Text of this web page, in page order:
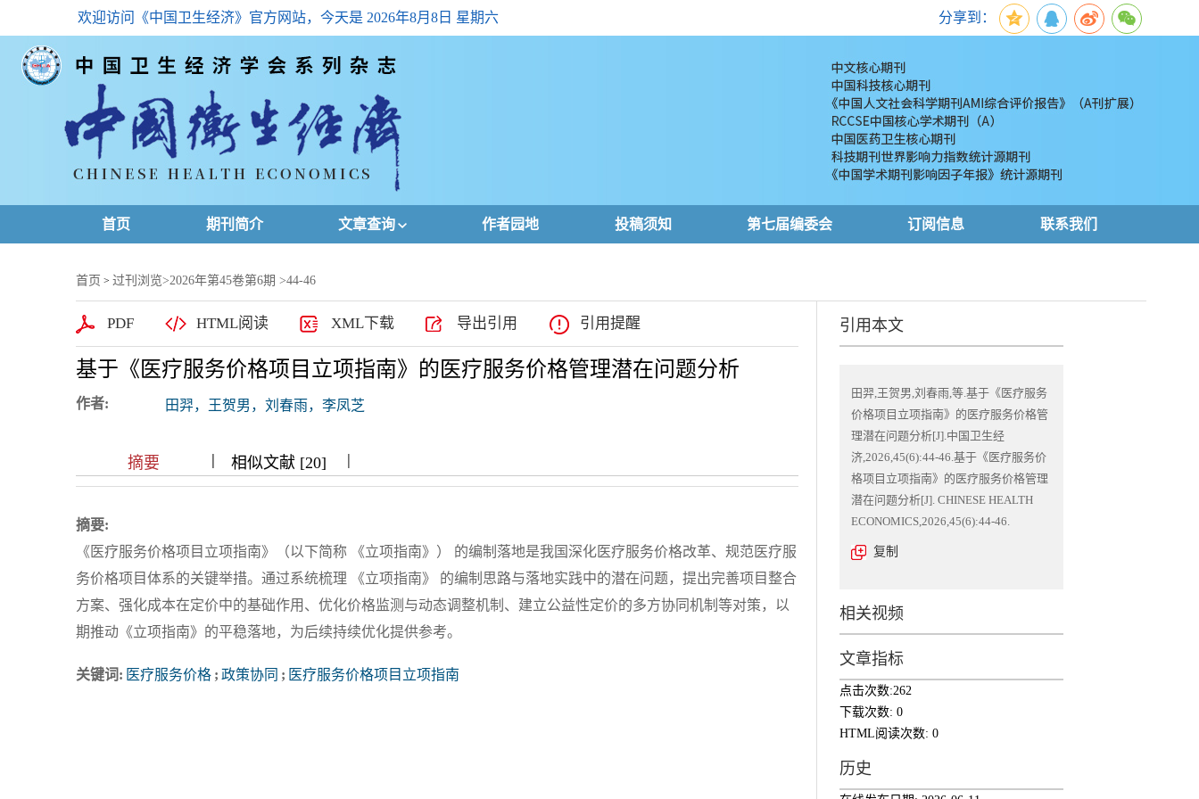
欢迎访问《中国卫生经济》官方网站，今天是 2026年8月8日 星期六 分享到：
首页 期刊简介 文章查询
高级查询
下载排名
浏览排名
作者园地 投稿须知 第七届编委会 订阅信息 联系我们
首页 > 过刊浏览>2026年第45卷第6期 >44-46
PDF HTML阅读 XML下载 导出引用 引用提醒
基于《医疗服务价格项目立项指南》的医疗服务价格管理潜在问题分析
作者: 田羿，王贺男，刘春雨，李凤芝
摘要 |||| 相似文献 [20] |||
摘要:
《医疗服务价格项目立项指南》（以下简称 《立项指南》） 的编制落地是我国深化医疗服务价格改革、规范医疗服
务价格项目体系的关键举措。通过系统梳理 《立项指南》 的编制思路与落地实践中的潜在问题，提出完善项目整合
方案、强化成本在定价中的基础作用、优化价格监测与动态调整机制、建立公益性定价的多方协同机制等对策，以
期推动《立项指南》的平稳落地，为后续持续优化提供参考。
关键词: 医疗服务价格 ; 政策协同 ; 医疗服务价格项目立项指南
引用本文
田羿,王贺男,刘春雨,等.基于《医疗服务
价格项目立项指南》的医疗服务价格管
理潜在问题分析[J].中国卫生经
济,2026,45(6):44-46.基于《医疗服务价
格项目立项指南》的医疗服务价格管理
潜在问题分析[J]. CHINESE HEALTH
ECONOMICS,2026,45(6):44-46.
复制
相关视频
文章指标
点击次数:262
下载次数: 0
HTML阅读次数: 0
历史